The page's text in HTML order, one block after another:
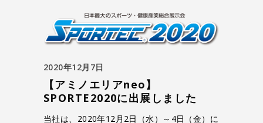
2020年12月7日
【アミノエリアneo】
SPORTE2020に出展しました
当社は、2020年12月2日（水）～4日（金）に